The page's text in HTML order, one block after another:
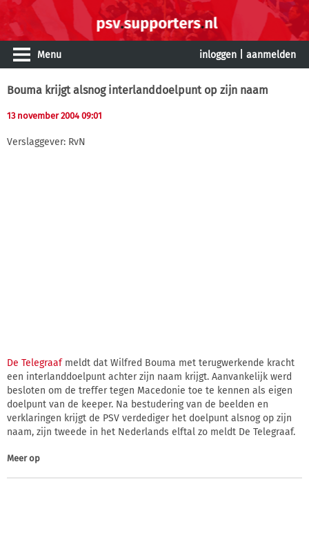
Menu inloggen aanmelden
Bouma krijgt alsnog interlanddoelpunt op zijn naam
13 november 2004 09:01
Verslaggever: RvN
De Telegraafmeldt dat Wilfred Bouma met terugwerkende kracht
een interlanddoelpunt achter zijn naam krijgt. Aanvankelijk werd
besloten om de treffer tegen Macedonie toe te kennen als eigen
doelpunt van de keeper. Na bestudering van de beelden en
verklaringen krijgt de PSV verdediger het doelpunt alsnog op zijn
naam, zijn tweede in het Nederlands elftal zo meldt De Telegraaf.
Meer op